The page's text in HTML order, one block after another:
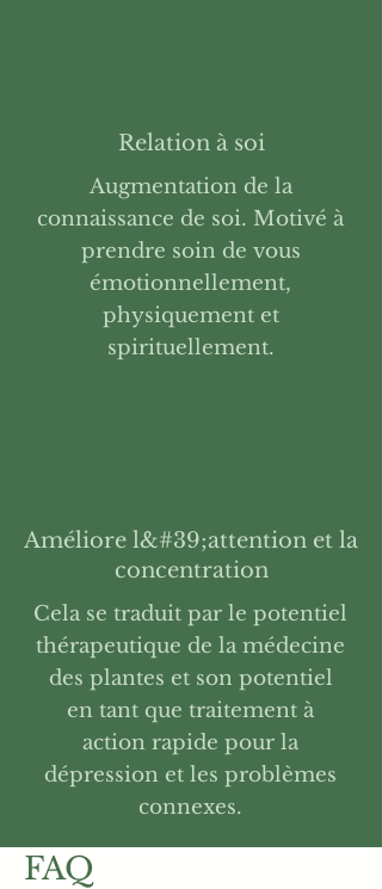
Relation à soi
Augmentation de la
connaissance de soi. Motivé à
prendre soin de vous
émotionnellement,
physiquement et
spirituellement.
Améliore l&#39;attention et la
concentration
Cela se traduit par le potentiel
thérapeutique de la médecine
des plantes et son potentiel
en tant que traitement à
action rapide pour la
dépression et les problèmes
connexes.
FAQ